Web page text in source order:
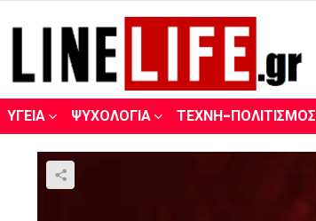
ΥΓΕΊΑ ΨΥΧΟΛΟΓΊΑ ΤΈΧΝΗ-ΠΟΛΙΤΙΣΜΌΣ